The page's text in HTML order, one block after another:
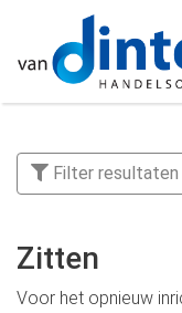
Filter resultaten
Zitten
Voor het opnieuw